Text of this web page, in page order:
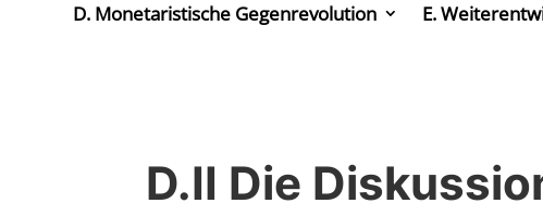
D. Monetaristische Gegenrevolution
E.
D.II Die